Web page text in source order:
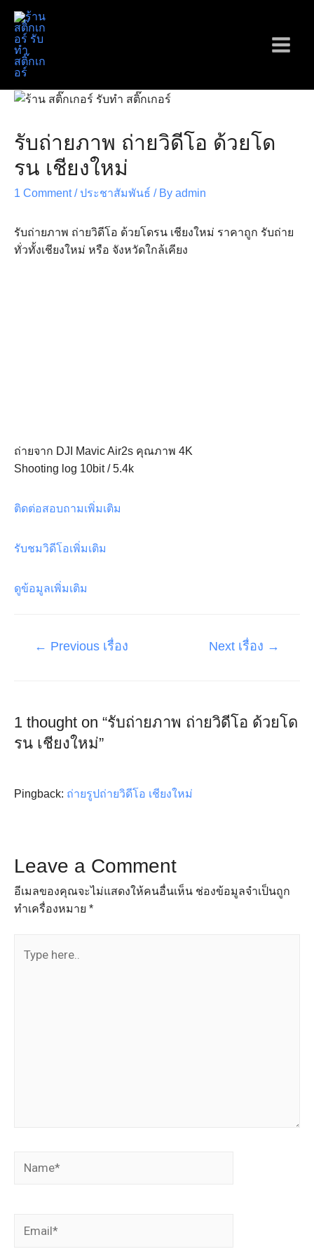
content
Main
Menu
รับถ่ายภาพ ถ่ายวิดีโอ ด้วยโด
รน เชียงใหม่
1 Comment /ประชาสัมพันธ์ / By admin
รับถ่ายภาพ ถ่ายวิดีโอ ด้วยโดรน เชียงใหม่ ราคาถูก รับถ่าย
ทั่วทั้งเชียงใหม่ หรือ จังหวัดใกล้เคียง
ถ่ายจาก DJI Mavic Air2s คุณภาพ 4K
Shooting log 10bit / 5.4k
ติดต่อสอบถามเพิ่มเติม
รับชมวิดีโอเพิ่มเติม
ดูข้อมูลเพิ่มเติม
แนะแนว
← Previous เรื่อง Next เรื่อง →
1 thought on “รับถ่ายภาพ ถ่ายวิดีโอ ด้วยโด
รน เชียงใหม่”
Pingback: ถ่ายรูปถ่ายวิดีโอ เชียงใหม่
Leave a Comment
อีเมลของคุณจะไม่แสดงให้คนอื่นเห็น ช่องข้อมูลจำเป็นถูก
ทำเครื่องหมาย *
here..